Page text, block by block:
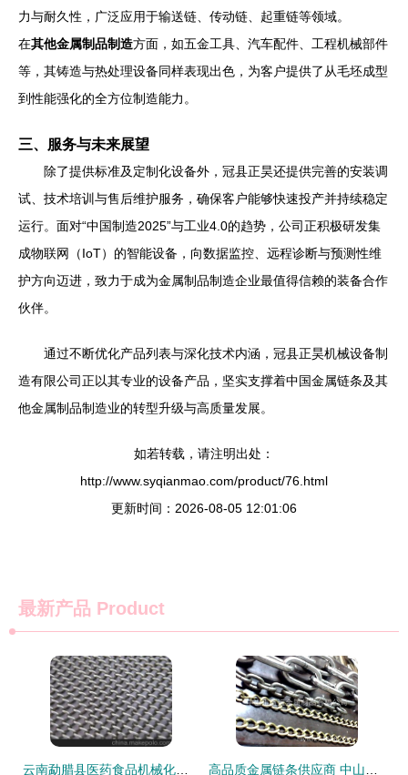
力与耐久性，广泛应用于输送链、传动链、起重链等领域。
在其他金属制品制造方面，如五金工具、汽车配件、工程机械部件
等，其铸造与热处理设备同样表现出色，为客户提供了从毛坯成型
到性能强化的全方位制造能力。
三、服务与未来展望
除了提供标准及定制化设备外，冠县正昊还提供完善的安装调
试、技术培训与售后维护服务，确保客户能够快速投产并持续稳定
运行。面对“中国制造2025”与工业4.0的趋势，公司正积极研发集
成物联网（IoT）的智能设备，向数据监控、远程诊断与预测性维
护方向迈进，致力于成为金属制品制造企业最值得信赖的装备合作
伙伴。
通过不断优化产品列表与深化技术内涵，冠县正昊机械设备制
造有限公司正以其专业的设备产品，坚实支撑着中国金属链条及其
他金属制品制造业的转型升级与高质量发展。
如若转载，请注明出处：
http://www.syqianmao.com/product/76.html
更新时间：2026-08-05 12:01:06
最新产品 Product